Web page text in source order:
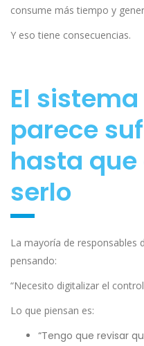
consume más tiempo y
Y eso tiene consecuencias.
El
parece
hasta
serlo
La mayoría de responsables
pensando:
“Necesito digitalizar el
Lo que piensan es:
“Tengo que revisar